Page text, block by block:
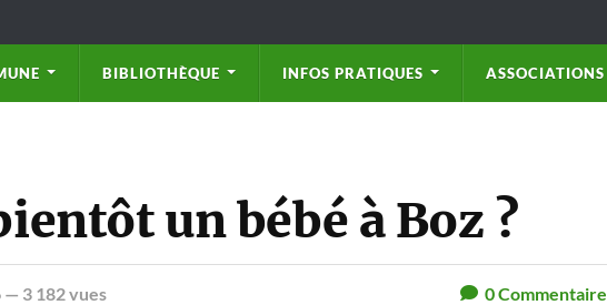
BIBLIOTHÈQUE INFOS PRATIQUES ASSOCIATIONS
un bébé à Boz ?
— 3 182 vues 0Commentaire